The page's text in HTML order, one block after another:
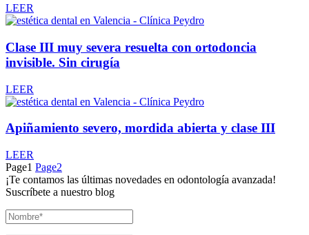
LEER
Clase III muy severa resuelta con ortodoncia
invisible. Sin cirugía
LEER
Apiñamiento severo, mordida abierta y clase III
LEER
Page1 Page2
¡Te contamos las últimas novedades en odontología avanzada!
Suscríbete a nuestro blog